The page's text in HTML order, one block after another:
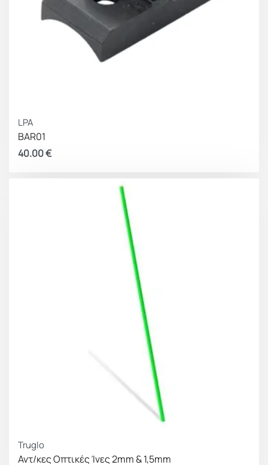
LPA
BAR01
40.00€
Truglo
Αντ/κες Οπτικές Ίνες 2mm & 1,5mm